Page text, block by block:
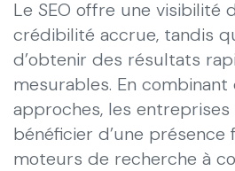
Le SEO offre une visibilité
crédibilité accrue, tandis
d’obtenir des résultats
mesurables. En combinant
approches, les
bénéficier d’une
moteurs de recherche à